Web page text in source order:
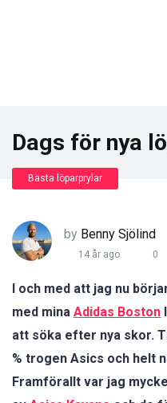
Dags för nya
Bästa löparprylar
by Benny Sjölind
14 år ago 0
I och med att jag nu
med mina Adidas Boston
att söka efter nya skor.
% trogen Asics och helt
Framförallt var jag